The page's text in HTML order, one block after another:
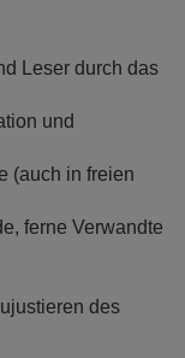
Leser durch das
und
(auch in freien
ferne Verwandte
des